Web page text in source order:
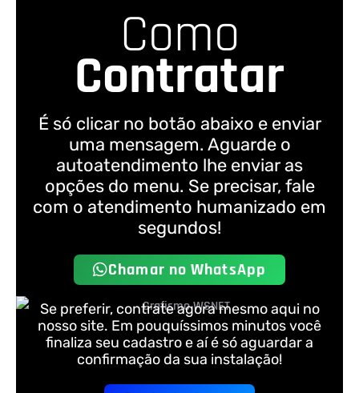
Como
Contratar
É só clicar no botão abaixo e enviar
uma mensagem. Aguarde o
autoatendimento lhe enviar as
opções do menu. Se precisar, fale
com o atendimento humanizado em
segundos!
Chamar no WhatsApp
Se preferir, contrate agora mesmo aqui no
nosso site. Em pouquíssimos minutos você
finaliza seu cadastro e aí é só aguardar a
confirmação da sua instalação!